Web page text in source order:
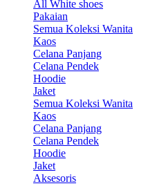
All White shoes
Pakaian
Semua Koleksi Wanita
Kaos
Celana Panjang
Celana Pendek
Hoodie
Jaket
Semua Koleksi Wanita
Kaos
Celana Panjang
Celana Pendek
Hoodie
Jaket
Aksesoris